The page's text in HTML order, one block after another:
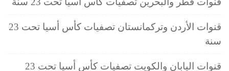
قنوات الأردن وتركمانستان تصفيات كأس أسيا تحت 23
سنة
قنوات اليابان والكويت تصفيات كأس أسيا تحت 23